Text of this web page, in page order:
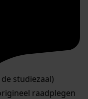
studiezaal)
raadplegen